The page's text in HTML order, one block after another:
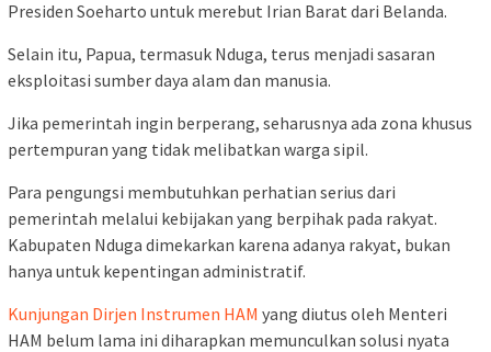
Presiden Soeharto untuk merebut Irian Barat dari Belanda.
Selain itu, Papua, termasuk Nduga, terus menjadi sasaran
eksploitasi sumber daya alam dan manusia.
Jika pemerintah ingin berperang, seharusnya ada zona khusus
pertempuran yang tidak melibatkan warga sipil.
Para pengungsi membutuhkan perhatian serius dari
pemerintah melalui kebijakan yang berpihak pada rakyat.
Kabupaten Nduga dimekarkan karena adanya rakyat, bukan
hanya untuk kepentingan administratif.
Kunjungan Dirjen Instrumen HAM yang diutus oleh Menteri
HAM belum lama ini diharapkan memunculkan solusi nyata